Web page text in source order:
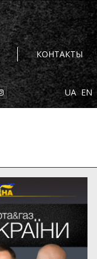
UA EN
КОНТАКТЫ